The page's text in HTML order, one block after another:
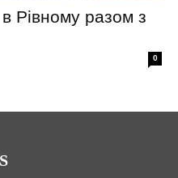
Рівному разом з
0